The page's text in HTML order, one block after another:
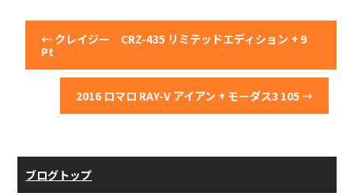
← クレイジー CRZ-435 リミテッドエディション + 9
Pt
2016 ロマロ RAY-V アイアン + モーダス3 105 →
ブログトップ